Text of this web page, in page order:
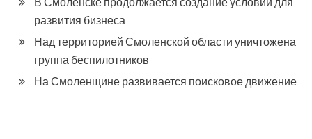
развития бизнеса
Над территорией Смоленской области уничтожена
группа беспилотников
На Смоленщине развивается поисковое движение